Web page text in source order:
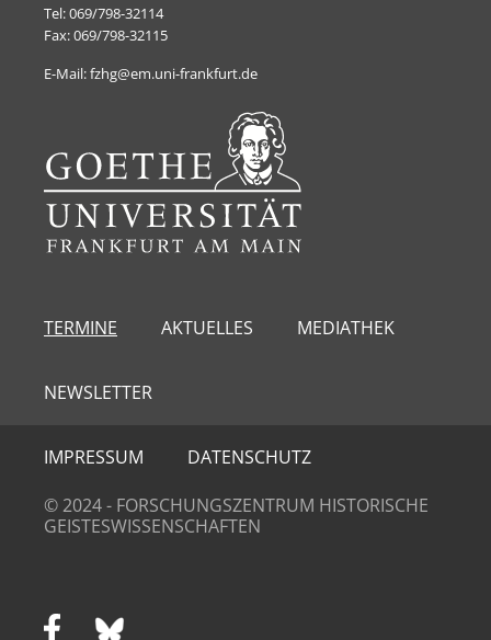
Tel: 069/798-32114
Fax: 069/798-32115
E-Mail: fzhg@em.uni-frankfurt.de
TERMINE AKTUELLES MEDIATHEK
NEWSLETTER
IMPRESSUM
DATENSCHUTZ
© 2024 - FORSCHUNGSZENTRUM HISTORISCHE
GEISTESWISSENSCHAFTEN